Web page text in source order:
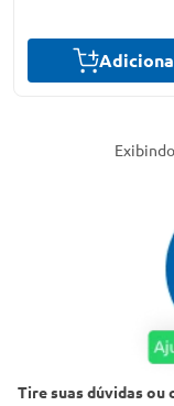
Exibindo
Tire suas dúvidas